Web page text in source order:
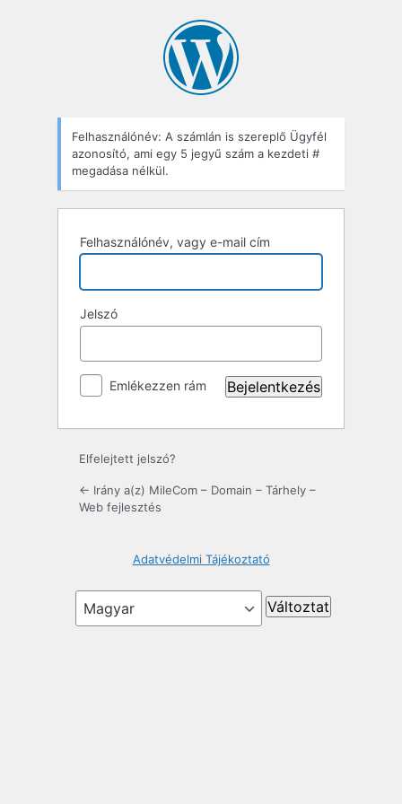
Felhasználónév: A számlán is szereplő Ügyfél
azonosító, ami egy 5 jegyű szám a kezdeti #
megadása nélkül.
Felhasználónév, vagy e-mail cím
Jelszó
Emlékezzen rám
Elfelejtett jelszó?
← Irány a(z) MileCom – Domain – Tárhely –
Web fejlesztés
Adatvédelmi Tájékoztató
Nyelv